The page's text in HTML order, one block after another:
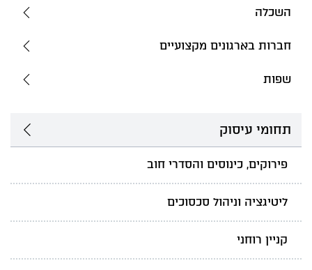
השכלה
חברות בארגונים מקצועיים
שפות
תחומי עיסוק
פירוקים, כינוסים והסדרי חוב
ליטיגציה וניהול סכסוכים
קניין רוחני